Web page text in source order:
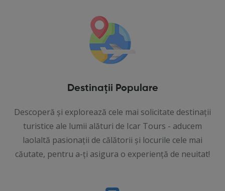
Destinații Populare
Descoperă și explorează cele mai solicitate destinații
turistice ale lumii alături de Icar Tours - aducem
laolaltă pasionații de călătorii și locurile cele mai
căutate, pentru a-ți asigura o experiență de neuitat!